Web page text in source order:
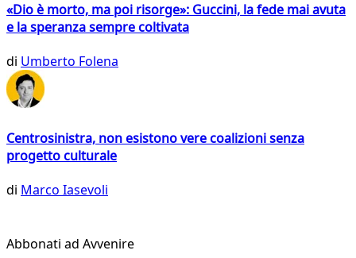
«Dio è morto, ma poi risorge»: Guccini, la fede mai avuta
e la speranza sempre coltivata
di Umberto Folena
Centrosinistra, non esistono vere coalizioni senza
progetto culturale
di Marco Iasevoli
Abbonati ad Avvenire